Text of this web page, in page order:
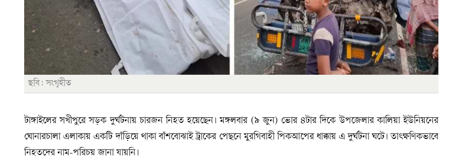
ছবি: সংগৃহীত
টাঙ্গাইলের সখীপুরে সড়ক দুর্ঘটনায় চারজন নিহত হয়েছেন। মঙ্গলবার (৯ জুন) ভোর ৪টার দিকে উপজেলার কালিয়া ইউনিয়নের
ঘোনারচালা এলাকায় একটি দাঁড়িয়ে থাকা বাঁশবোঝাই ট্রাকের পেছনে মুরগিবাহী পিকআপের ধাক্কায় এ দুর্ঘটনা ঘটে। তাৎক্ষণিকভাবে
নিহতদের নাম-পরিচয় জানা যায়নি।